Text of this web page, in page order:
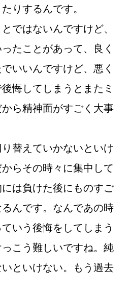
りするんです。
ではないんですけど、
たことがあって、良く
いいんですけど、悪く
悔してしまうとまたミ
ら精神面がすごく大事
替えていかないといけ
らその時々に集中して
は負けた後にものすご
んです。なんであの時
いう後悔をしてしまう
こう難しいですね。純
といけない。もう過去